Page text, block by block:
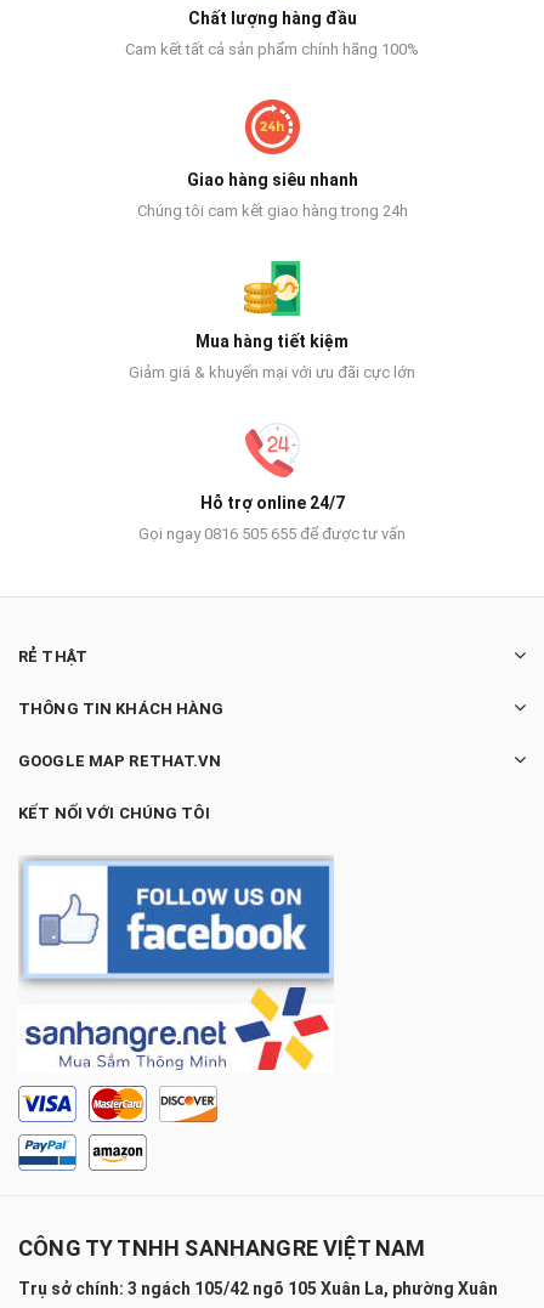
Chất lượng hàng đầu
Cam kết tất cả sản phẩm chính hãng 100%
Giao hàng siêu nhanh
Chúng tôi cam kết giao hàng trong 24h
Mua hàng tiết kiệm
Giảm giá & khuyến mại với ưu đãi cực lớn
Hỗ trợ online 24/7
Gọi ngay 0816 505 655 để được tư vấn
RẺ THẬT
THÔNG TIN KHÁCH HÀNG
GOOGLE MAP RETHAT.VN
KẾT NỐI VỚI CHÚNG TÔI
CÔNG TY TNHH SANHANGRE VIỆT NAM
Trụ sở chính: 3 ngách 105/42 ngõ 105 Xuân La, phường Xuân